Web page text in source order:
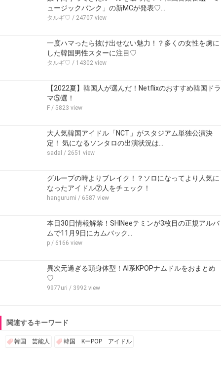
ュージックバンク」の新MCが発表♡…
タルギ♡ / 24707 view
一度ハマったら抜け出せない魅力！？多くの女性を虜に
した韓国男性スターに注目♡
タルギ♡ / 14302 view
【2022夏】韓国人が選んだ！Netflixのおすすめ韓国ドラ
マ⑤選！
F / 5823 view
大人気韓国アイドル「NCT」がスタジアム単独公演決
定！ 気になるソンタロの出演状況は…
sadal / 2651 view
グループの時よりブレイク！？ソロになってより人気に
なったアイドル⑦人をチェック！
hangurumi / 6587 view
本日30日情報解禁！SHINeeテミンが3枚目の正規アルバ
ムで11月9日にカムバック…
p / 6166 view
異次元過ぎる頭身体型！AI系KPOPナムドルをおまとめ
♡
9977uri / 3992 view
関連するキーワード
韓国 芸能人 韓国 KーPOP アイドル